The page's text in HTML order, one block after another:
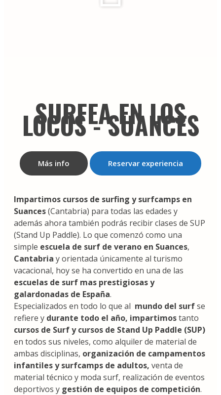
SURFEA EN LOS
LOCOS - SUANCES
Más info Reservar experiencia
Impartimos cursos de surfing y surfcamps en
Suances(Cantabria) para todas las edades y
además ahora también podrás recibir clases de SUP
(Stand Up Paddle). Lo que comenzó como una
simple escuela de surf de verano en Suances,
Cantabria y orientada únicamente al turismo
vacacional, hoy se ha convertido en una de las
escuelas de surf mas prestigiosas y
galardonadas de España.
Especializados en todo lo que al mundo del surfse
refiere y durante todo el año, impartimostanto
cursos de Surf y cursos de Stand Up Paddle (SUP)
en todos sus niveles, como alquiler de material de
ambas disciplinas, organización de campamentos
infantiles y surfcamps de adultos, venta de
material técnico y moda surf, realización de eventos
deportivos y gestión de equipos de competición.